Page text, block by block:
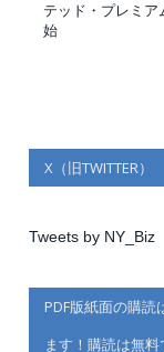
テッド・プレミア
始
X（旧TWITTER）
Tweets by NY_Biz
PDF版紙面の購読
ます！購読は無料